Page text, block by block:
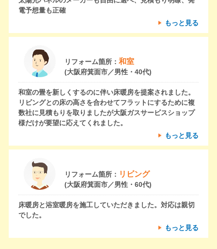
電予想量も正確
もっと見る
リフォーム箇所： 和室
(大阪府箕面市／男性・40代)
和室の畳を新しくするのに伴い床暖房を提案されました。
リビングとの床の高さを合わせてフラットにするために複
数社に見積もりを取りましたが大阪ガスサービスショップ
様だけが要望に応えてくれました。
もっと見る
リフォーム箇所： リビング
(大阪府箕面市／男性・60代)
床暖房と浴室暖房を施工していただきました。対応は親切
でした。
もっと見る